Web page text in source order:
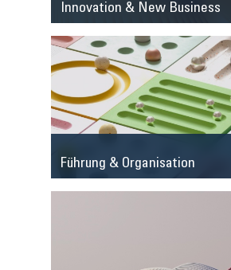
Innovation & New Business
Führung & Organisation